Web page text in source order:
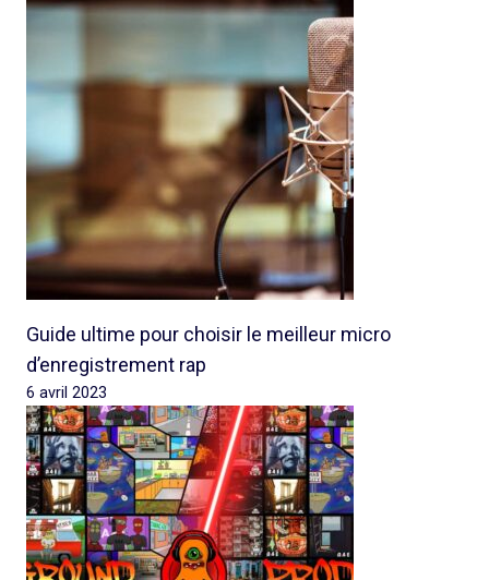
Guide ultime pour choisir le meilleur micro
d’enregistrement rap
6 avril 2023